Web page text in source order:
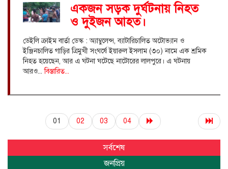
একজন সড়ক দুর্ঘটনায় নিহত
ও দুইজন আহত।
ডেইলি ক্রাইম বার্তা ডেস্ক : অ্যাম্বুলেন্স, ব্যাটারিচালিত অটোভ্যান ও
ইঞ্জিনচালিত গাড়ির ত্রিমুখী সংঘর্ষে ইয়ারুল ইসলাম (৩০) নামে এক শ্রমিক
নিহত হয়েছেন, আর এ ঘটনা ঘটেছে নাটোরের লালপুরে। এ ঘটনায়
আরও...বিস্তারিত...
01 02 03 04
সর্বশেষ
জনপ্রিয়